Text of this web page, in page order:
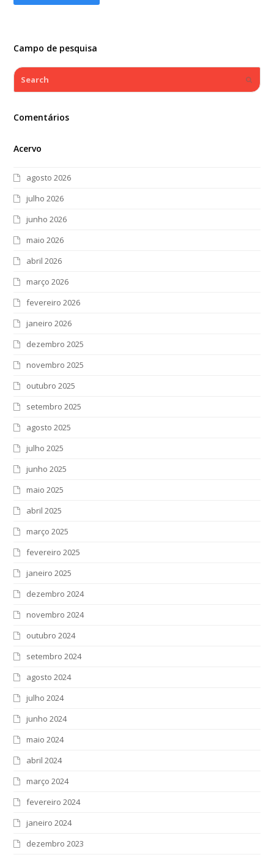
Campo de pesquisa
Search
Comentários
Acervo
agosto 2026
julho 2026
junho 2026
maio 2026
abril 2026
março 2026
fevereiro 2026
janeiro 2026
dezembro 2025
novembro 2025
outubro 2025
setembro 2025
agosto 2025
julho 2025
junho 2025
maio 2025
abril 2025
março 2025
fevereiro 2025
janeiro 2025
dezembro 2024
novembro 2024
outubro 2024
setembro 2024
agosto 2024
julho 2024
junho 2024
maio 2024
abril 2024
março 2024
fevereiro 2024
janeiro 2024
dezembro 2023